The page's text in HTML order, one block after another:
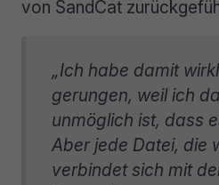
von SandCat
„Ich habe damit
gerungen, weil ich
unmöglich ist, dass
Aber jede Datei, die
verbindet sich mit